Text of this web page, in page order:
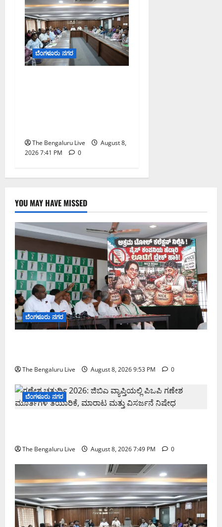
ಬೆಂಗಳೂರು ನಗರ
The Bengaluru Live
August 8,
2026 7:41 PM
0
YOU MAY HAVE MISSED
ಬೆಂಗಳೂರು ನಗರ
The Bengaluru Live August 8, 2026 9:53 PM 0
ಬೆಂಗಳೂರು ನಗರ
The Bengaluru Live August 8, 2026 7:49 PM 0